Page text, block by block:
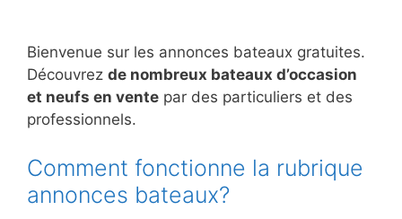
Bienvenue sur les annonces bateaux gratuites.
Découvrez de nombreux bateaux d’occasion
et neufs en vente par des particuliers et des
professionnels.
Comment fonctionne la rubrique
annonces bateaux?